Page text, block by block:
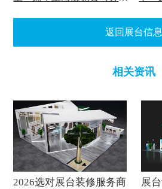
返回展台信息
相关资讯
2026选对展台装修服务商